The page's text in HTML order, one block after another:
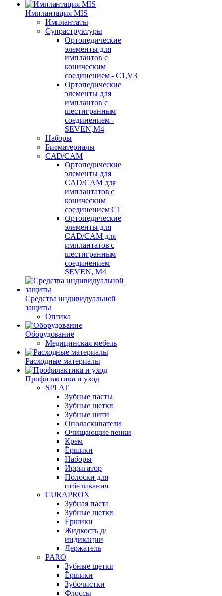
Имплантация MIS
Имплантаты
Супраструктуры
Ортопедические
элементы для
имплантов с
коническим
соединением - C1,V3
Ортопедические
элементы для
имплантов с
шестигранным
соединением -
SEVEN,M4
Наборы
Биоматериалы
CAD/CAM
Ортопедические
элементы для
CAD/CAM для
имплантатов с
коническим
соединением С1
Ортопедические
элементы для
CAD/CAM для
имплантатов с
шестигранным
соединением
SEVEN, М4
Средства индивидуальной
защиты
Оптика
Оборудование
Медицинская мебель
Расходные материалы
Профилактика и уход
SPLAT
Зубные пасты
Зубные щетки
Зубные нити
Ополаскиватели
Очищающие пенки
Крем
Ёршики
Наборы
Ирригатор
Полоски для
отбеливания
CURAPROX
Зубная паста
Зубные щетки
Ёршики
Жидкость д/
индикации
Держатель
PARO
Зубные щетки
Ёршики
Зубочистки
Флоссы